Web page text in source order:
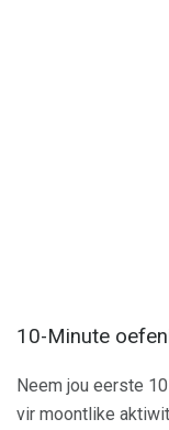
10-Minute
Neem jou eerste
vir moontlike